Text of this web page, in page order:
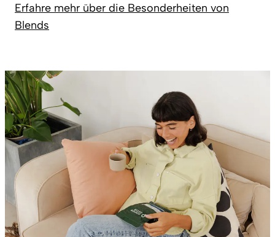
Erfahre mehr über die Besonderheiten von
Blends